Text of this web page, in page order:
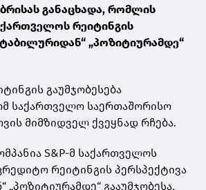
განაცხადა, რომლის
რეიტინგის
„პოზიტიურამდე“
გაუმჯობესება
საქართველო საერთაშორისო
მიმზიდველ ქვეყნად რჩება.
S&P-მ საქართველოს
რეიტინგის პერსპექტივა
„პოზიტიურამდე“ გააუმჯობესა,